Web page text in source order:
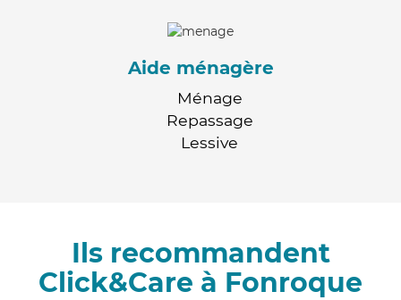
Aide ménagère
Ménage
Repassage
Lessive
Ils recommandent
Click&Care à Fonroque